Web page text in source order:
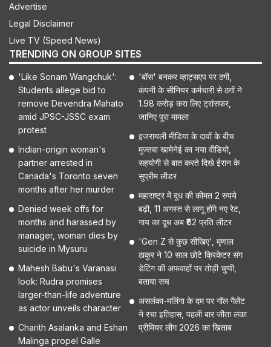
Advertise
Legal Disclaimer
Live TV (Speed News)
TRENDING ON GROUP SITES
'Like Sonam Wangchuk':
Students allege bid to
remove Devendra Mahato
amid JPSC-JSSC exam
protest
Indian-origin woman's
partner arrested in
Canada's Toronto seven
months after her murder
Denied week offs for
months and harassed by
manager, woman dies by
suicide in Mysuru
Mahesh Babu's Varanasi
look: Rudra promises
larger-than-life adventure
as actor unveils character
Charith Asalanka and Eshan
Malinga propel Galle
'बॉस' बनकर व्हाट्सएप पर ठगी,
कंपनी के सीनियर कर्मचारी से ठगों ने
1.98 करोड़ करा लिए ट्रांसफर,
जानिए पूरा मामला
इजरायली मीडिया के दावों के बीच
मुज्तबा खामेनेई का नया वीडियो,
सहयोगी से बात करते दिखे ईरान के
सुप्रीम लीडर
महाराष्ट्र में दूध की कीमत 2 रुपये
बढ़ी, 11 अगस्त से लागू होंगे नए रेट,
गाय का दूध अब ₹62 प्रति लीटर
'Gen Z से कुछ सीखिए', मृणाल
ठाकुर ने 10 साल छोटे क्रिकेटर संग
डेटिंग की अफवाहों पर तोड़ी चुप्पी,
बताया सच
असलंका-मलिंगा के दम पर गॉल गैलेंट
ने रचा इतिहास, पहली बार जीता लंका
प्रीमियर लीग 2026 का खिताब